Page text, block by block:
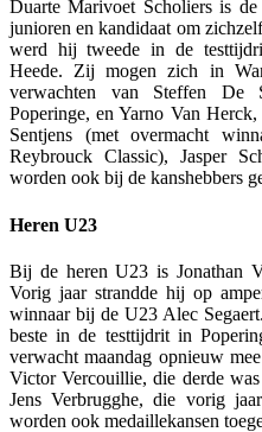
Duarte Marivoet Scholiers is
junioren en kandidaat om
werd hij tweede in de
Heede. Zij mogen zich in
verwachten van Steffen De
Poperinge, en Yarno Van
Sentjens (met overmacht
Reybrouck Classic), Jasper
worden ook bij de kanshebbers
Heren U23
Bij de heren U23 is Jonathan
Vorig jaar strandde hij op
winnaar bij de U23 Alec
beste in de testtijdrit in
verwacht maandag opnieuw
Victor Vercouillie, die derde
Jens Verbrugghe, die vorig
worden ook medaillekansen